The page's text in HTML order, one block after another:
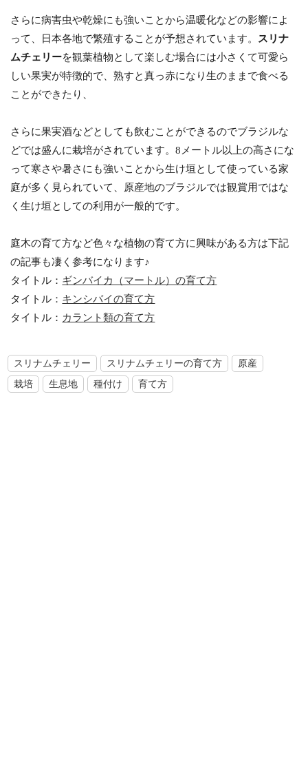
さらに病害虫や乾燥にも強いことから温暖化などの影響によ
って、日本各地で繁殖することが予想されています。 スリナ
ムチェリーを観葉植物として楽しむ場合には小さくて可愛ら
しい果実が特徴的で、熟すと真っ赤になり生のままで食べる
ことができたり、
さらに果実酒などとしても飲むことができるのでブラジルな
どでは盛んに栽培がされています。8メートル以上の高さにな
って寒さや暑さにも強いことから生け垣として使っている家
庭が多く見られていて、原産地のブラジルでは観賞用ではな
く生け垣としての利用が一般的です。
庭木の育て方など色々な植物の育て方に興味がある方は下記
の記事も凄く参考になります♪
タイトル： ギンバイカ（マートル）の育て方
タイトル： キンシバイの育て方
タイトル： カラント類の育て方
スリナムチェリー スリナムチェリーの育て方
原産
栽培
生息地 種付け 育て方